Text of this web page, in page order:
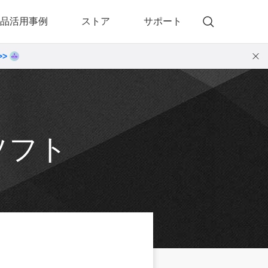
（DVDメモリー）
Memory for Windows
Memory for Mac
動画・音楽変換プロ
• 動画・音楽変換6！プロ for Windows
• 動画・音楽変換3！プロ for Mac
活用事例 ストア サポート
フト